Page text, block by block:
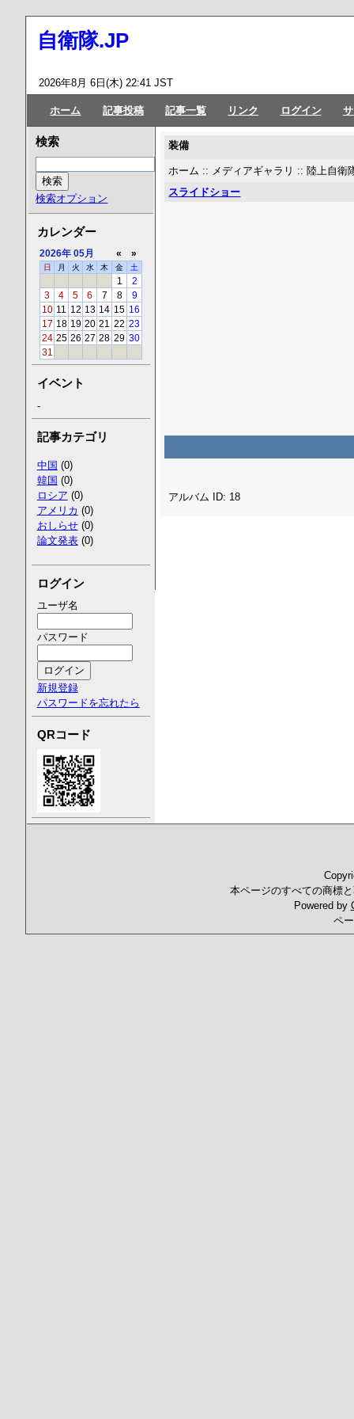
自衛隊.JP
2026年8月 6日(木) 22:41 JST
ホーム 記事投稿 記事一覧 リンク ログイン
装備
ホーム :: メディアギャラリ :: 陸上自
スライドショー
アルバム ID: 18
検索
検索オプション
カレンダー
2026年 05月 « »
日 月 火 水 木 金 土
1
2
3
4 5 6 7 8
9
10 11 12 13 14 15 16
17 18 19 20 21 22 23
24 25 26 27 28 29 30
31
イベント
-
記事カテゴリ
中国 (0)
韓国 (0)
ロシア (0)
アメリカ (0)
おしらせ(0)
論文発表(0)
ログイン
ユーザ名
パスワード
新規登録
パスワードを忘れたら
QRコード
本ページのすべての商標
Powered by
ペ